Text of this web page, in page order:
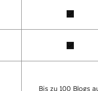
Bis zu 100 Blogs